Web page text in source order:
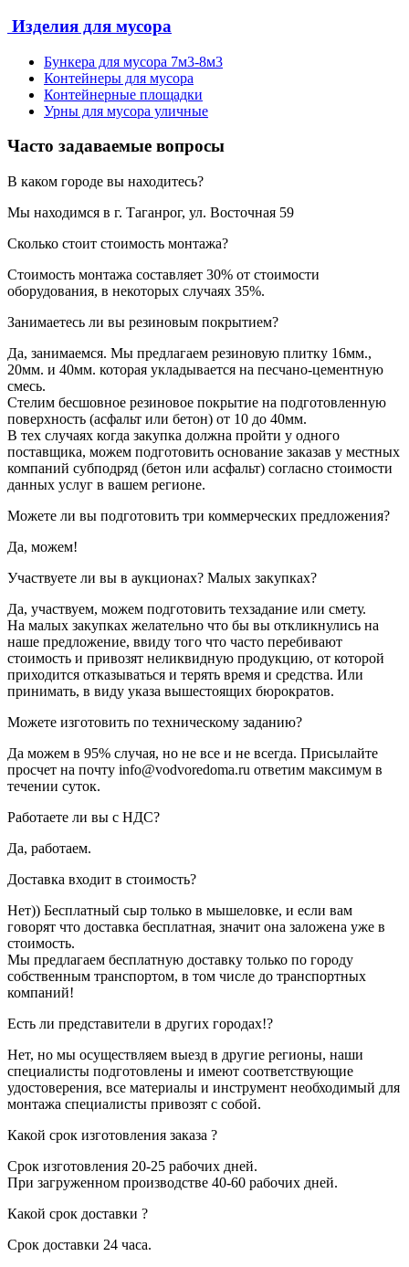
Изделия для мусора
Бункера для мусора 7м3-8м3
Контейнеры для мусора
Контейнерные площадки
Урны для мусора уличные
Часто задаваемые вопросы
В каком городе вы находитесь?
Мы находимся в г. Таганрог, ул. Восточная 59
Сколько стоит стоимость монтажа?
Стоимость монтажа составляет 30% от стоимости
оборудования, в некоторых случаях 35%.
Занимаетесь ли вы резиновым покрытием?
Да, занимаемся. Мы предлагаем резиновую плитку 16мм.,
20мм. и 40мм. которая укладывается на песчано-цементную
смесь.
Стелим бесшовное резиновое покрытие на подготовленную
поверхность (асфальт или бетон) от 10 до 40мм.
В тех случаях когда закупка должна пройти у одного
поставщика, можем подготовить основание заказав у местных
компаний субподряд (бетон или асфальт) согласно стоимости
данных услуг в вашем регионе.
Можете ли вы подготовить три коммерческих предложения?
Да, можем!
Участвуете ли вы в аукционах? Малых закупках?
Да, участвуем, можем подготовить техзадание или смету.
На малых закупках желательно что бы вы откликнулись на
наше предложение, ввиду того что часто перебивают
стоимость и привозят неликвидную продукцию, от которой
приходится отказываться и терять время и средства. Или
принимать, в виду указа вышестоящих бюрократов.
Можете изготовить по техническому заданию?
Да можем в 95% случая, но не все и не всегда. Присылайте
просчет на почту info@vodvoredoma.ru ответим максимум в
течении суток.
Работаете ли вы с НДС?
Да, работаем.
Доставка входит в стоимость?
Нет)) Бесплатный сыр только в мышеловке, и если вам
говорят что доставка бесплатная, значит она заложена уже в
стоимость.
Мы предлагаем бесплатную доставку только по городу
собственным транспортом, в том числе до транспортных
компаний!
Есть ли представители в других городах!?
Нет, но мы осуществляем выезд в другие регионы, наши
специалисты подготовлены и имеют соответствующие
удостоверения, все материалы и инструмент необходимый для
монтажа специалисты привозят с собой.
Какой срок изготовления заказа ?
Срок изготовления 20-25 рабочих дней.
При загруженном производстве 40-60 рабочих дней.
Какой срок доставки ?
Срок доставки 24 часа.